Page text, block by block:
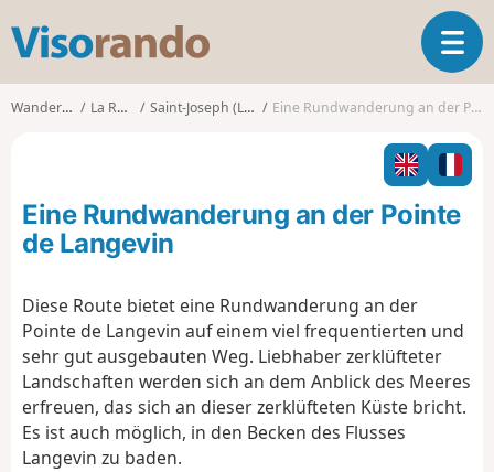
s
o
o
T
o
l
n
a
t
o
n
Wanderungen La Réunion Saint-Joseph (La Réunion) Eine Rundwanderung an der Pointe de Langevin
Eine Rundwanderung an der Pointe
de Langevin
Diese Route bietet eine Rundwanderung an der
Pointe de Langevin auf einem viel frequentierten und
sehr gut ausgebauten Weg. Liebhaber zerklüfteter
Landschaften werden sich an dem Anblick des Meeres
erfreuen, das sich an dieser zerklüfteten Küste bricht.
Es ist auch möglich, in den Becken des Flusses
Langevin zu baden.